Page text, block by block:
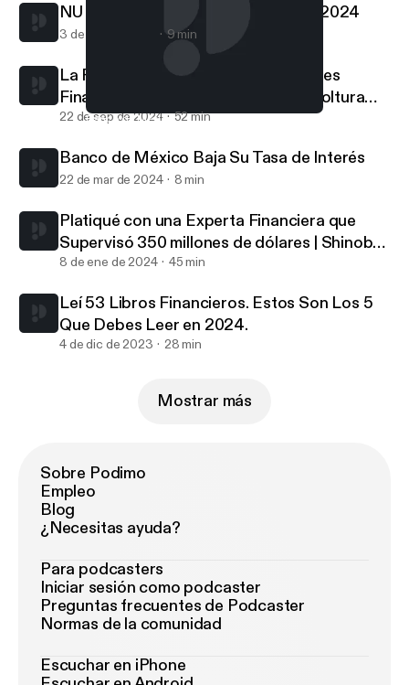
Banco de México Baja Su Tasa de Interés
NU Baja Su Tasa Por Quinta Vez en 2024
3 de oct de 2024 9 min
La Psicología De Nuestras Decisiones
Financieras | con Daniel Urías de Cooltura
Financiera
22 de sep de 2024 52 min
Banco de México Baja Su Tasa de Interés
22 de mar de 2024 8 min
Platiqué con una Experta Financiera que
Supervisó 350 millones de dólares | Shinobu
Hindert
8 de ene de 2024 45 min
Leí 53 Libros Financieros. Estos Son Los 5
Que Debes Leer en 2024.
4 de dic de 2023 28 min
Mostrar más
Sobre Podimo
Empleo
Blog
¿Necesitas ayuda?
Para podcasters
Iniciar sesión como podcaster
Preguntas frecuentes de Podcaster
Normas de la comunidad
Escuchar en iPhone